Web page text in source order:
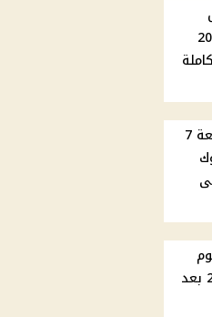
2026
أسعار الدولار اليوم الجمعة 7
الجمعة 7 أغسطس 2026 بعد